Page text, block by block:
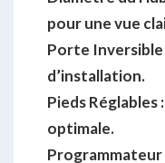
pour une vue
Porte Inversible
d’installation.
Pieds Réglables :
optimale.